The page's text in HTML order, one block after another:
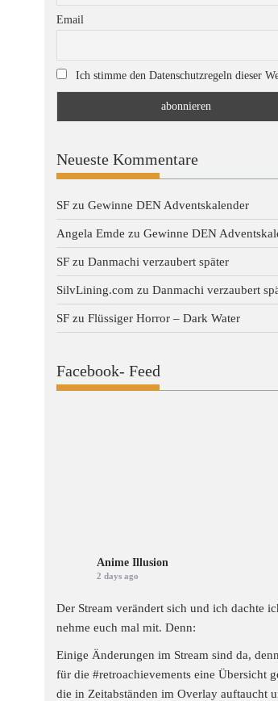
Email
Ich stimme den Datenschutzregeln dieser
Neueste Kommentare
SF zu Gewinne DEN Adventskalender
Angela Emde zu Gewinne DEN
SF zu Danmachi verzaubert später
SilvLining.com zu Danmachi verzaubert
SF zu Flüssiger Horror – Dark Water
Facebook- Feed
Anime Illusion
2 days ago
Der Stream verändert sich und ich dachte
nehme euch mal mit. Denn:
Einige Änderungen im Stream sind da,
für die #retroachievements eine Übersicht
die in Zeitabständen im Overlay auftaucht